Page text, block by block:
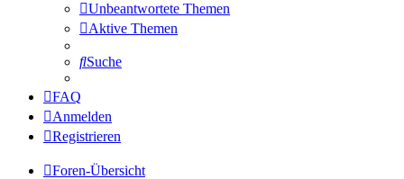
Unbeantwortete Themen
Aktive Themen
Suche
FAQ
Anmelden
Registrieren
Foren-Übersicht